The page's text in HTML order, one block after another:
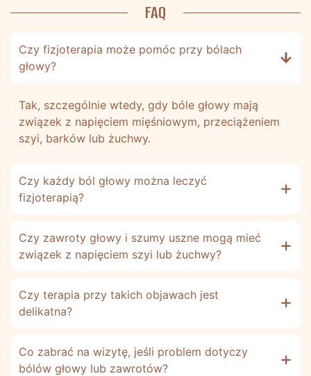
FAQ
Czy fizjoterapia może pomóc przy bólach
głowy?
Tak, szczególnie wtedy, gdy bóle głowy mają
związek z napięciem mięśniowym, przeciążeniem
szyi, barków lub żuchwy.
Czy każdy ból głowy można leczyć
fizjoterapią?
Czy zawroty głowy i szumy uszne mogą mieć
związek z napięciem szyi lub żuchwy?
Czy terapia przy takich objawach jest
delikatna?
Co zabrać na wizytę, jeśli problem dotyczy
bólów głowy lub zawrotów?